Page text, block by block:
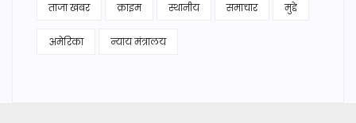
ताजा खबर क्राइम स्थानीय समाचार मुद्दे
अमेरिका न्याय मंत्रालय